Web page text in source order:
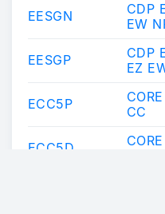
EESGN
CDP
EW
EESGP
CDP
EZ
ECC5P
CC
ECC5D